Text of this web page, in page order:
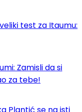
test za Itaumu:
Zamisli da si
za tebe!
Plantić se na isti